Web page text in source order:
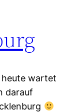
heute wartet
darauf